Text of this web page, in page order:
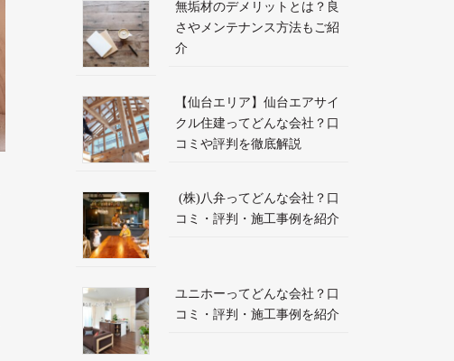
無垢材のデメリットとは？良
さやメンテナンス方法もご紹
介
【仙台エリア】仙台エアサイ
クル住建ってどんな会社？口
コミや評判を徹底解説
(株)八弁ってどんな会社？口
コミ・評判・施工事例を紹介
ユニホーってどんな会社？口
コミ・評判・施工事例を紹介